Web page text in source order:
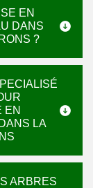
EN
DANS
?
EN
LA
ARBRES